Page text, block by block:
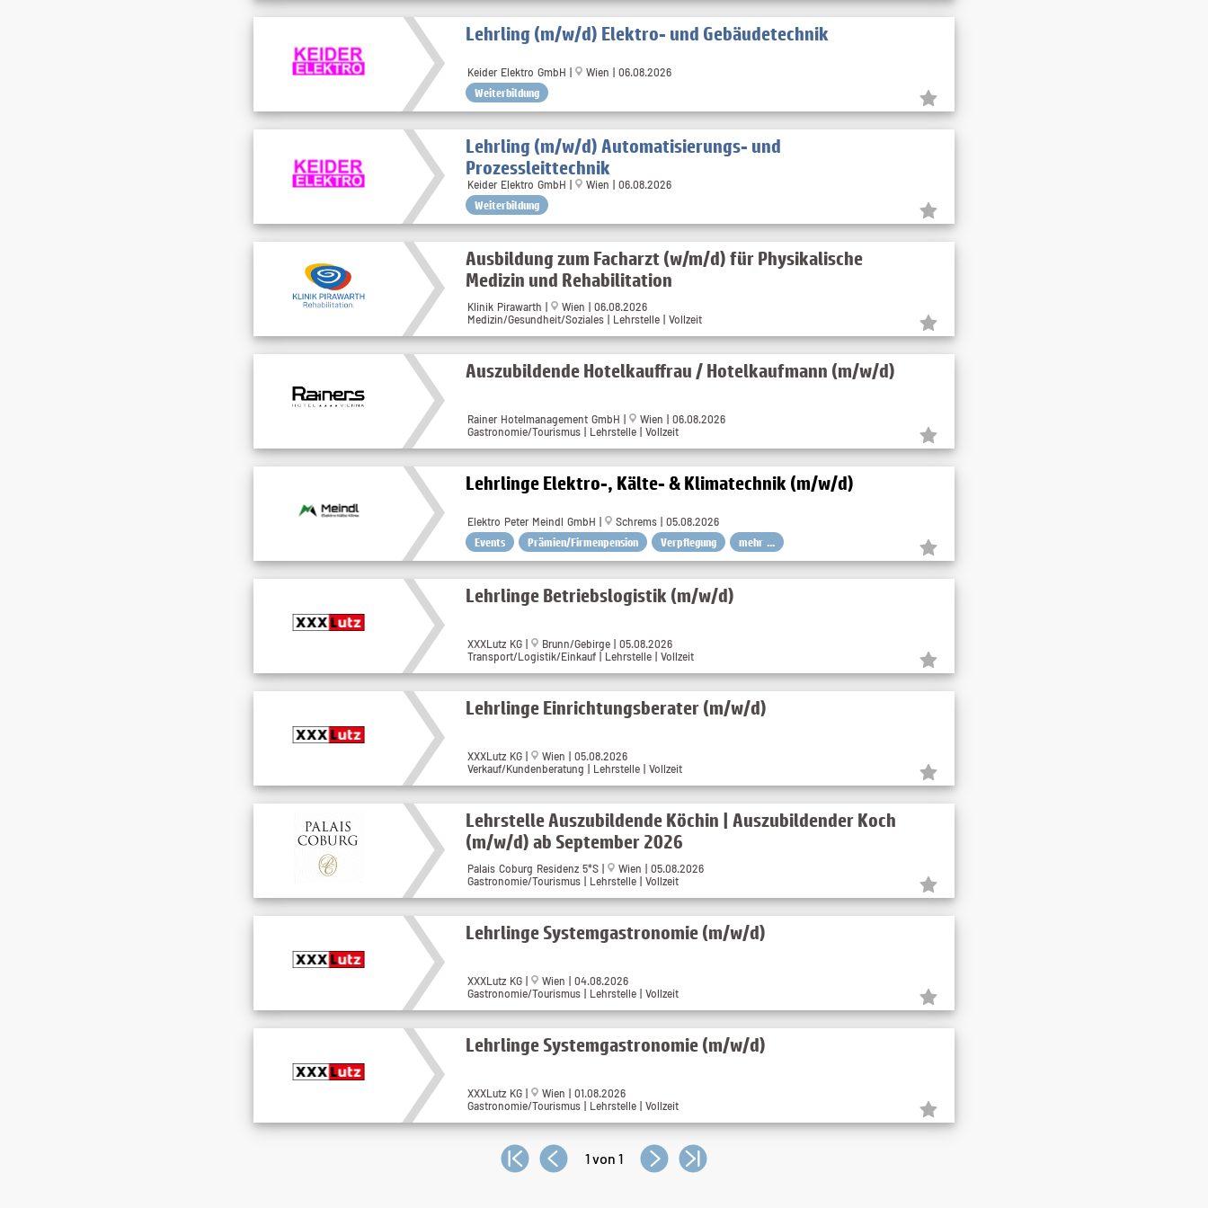
Lehrling (m/w/d) Elektro- und Gebäudetechnik
Keider Elektro GmbH | Wien | 06.08.2026
Weiterbildung
Lehrling (m/w/d) Automatisierungs- und
Prozessleittechnik
Keider Elektro GmbH | Wien | 06.08.2026
Weiterbildung
Ausbildung zum Facharzt (w/m/d) für Physikalische
Medizin und Rehabilitation
Klinik Pirawarth |
Wien | 06.08.2026
Medizin/Gesundheit/Soziales | Lehrstelle | Vollzeit
Auszubildende Hotelkauffrau / Hotelkaufmann (m/w/d)
Rainer Hotelmanagement GmbH |
Wien | 06.08.2026
Gastronomie/Tourismus | Lehrstelle | Vollzeit
Lehrlinge Elektro-, Kälte- & Klimatechnik (m/w/d)
Elektro Peter Meindl GmbH | Schrems | 05.08.2026
Events Prämien/Firmenpension Verpflegung mehr ...
Lehrlinge Betriebslogistik (m/w/d)
XXXLutz KG |
Brunn/Gebirge | 05.08.2026
Transport/Logistik/Einkauf | Lehrstelle | Vollzeit
Lehrlinge Einrichtungsberater (m/w/d)
XXXLutz KG |
Wien | 05.08.2026
Verkauf/Kundenberatung | Lehrstelle | Vollzeit
Lehrstelle Auszubildende Köchin | Auszubildender Koch
(m/w/d) ab September 2026
Palais Coburg Residenz 5*S |
Wien | 05.08.2026
Gastronomie/Tourismus | Lehrstelle | Vollzeit
Lehrlinge Systemgastronomie (m/w/d)
XXXLutz KG |
Wien | 04.08.2026
Gastronomie/Tourismus | Lehrstelle | Vollzeit
Lehrlinge Systemgastronomie (m/w/d)
XXXLutz KG |
Wien | 01.08.2026
Gastronomie/Tourismus | Lehrstelle | Vollzeit
1 von 1